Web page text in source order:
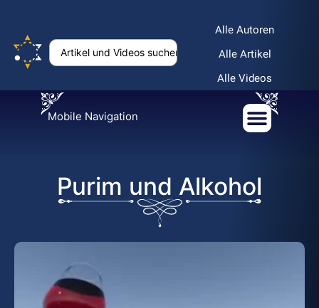
Alle Autoren
Alle Artikel
Alle Videos
Mobile Navigation
Purim und Alkohol